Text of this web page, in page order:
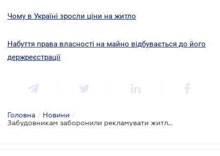
Чому в Україні зросли ціни на житло
Набуття права власності на майно відбувається до його
держреєстрації
Головна / Новини /
Забудовникам заборонили рекламувати житло без ліцензії на фінпослуги